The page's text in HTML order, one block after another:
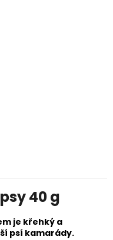
40 g
je křehký a
psí kamarády.